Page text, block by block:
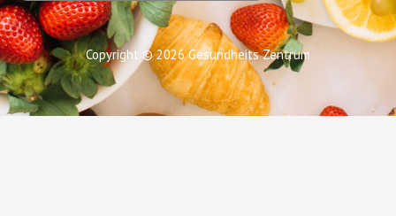
Copyright © 2026 Gesundheits Zentrum